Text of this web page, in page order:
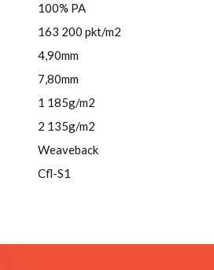
100% PA
163 200 pkt/m2
4,90mm
7,80mm
1 185g/m2
2 135g/m2
Weaveback
Cfl-S1